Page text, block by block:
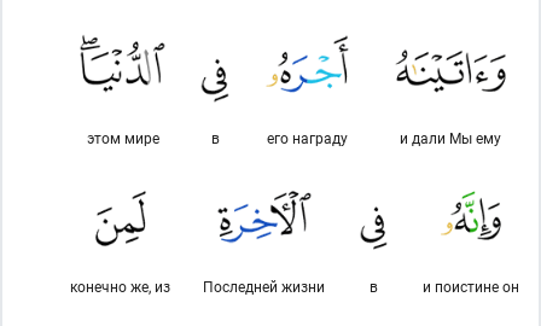
и дали Мы ему
его награду
в
этом мире
и поистине он
в
Последней жизни
конечно же, из